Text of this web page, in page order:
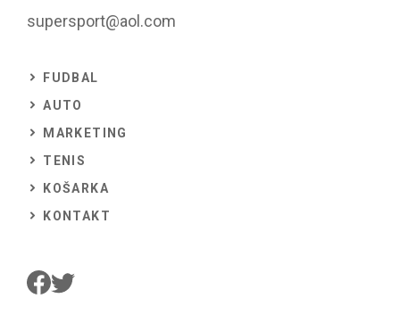
supersport@aol.com
FUDBAL
AUTO
MARKETING
TENIS
KOŠARKA
KONTAKT